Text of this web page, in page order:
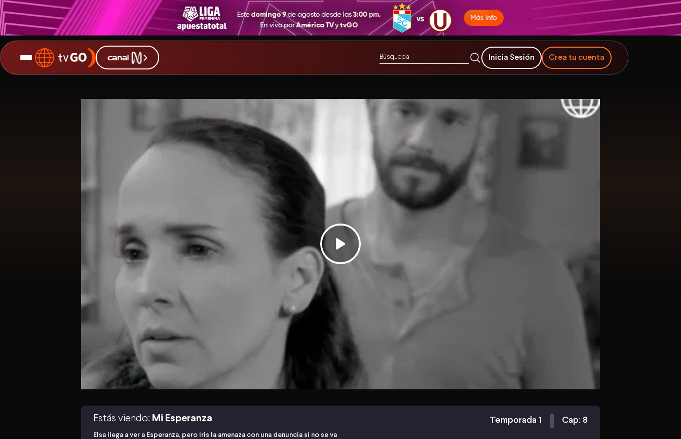
Inicia Sesión Crea tu cuenta
Estás viendo: Mi Esperanza
Elsa llega a ver a Esperanza, pero Iris la amenaza con una denuncia si no se va
Temporada 1 Cap: 8